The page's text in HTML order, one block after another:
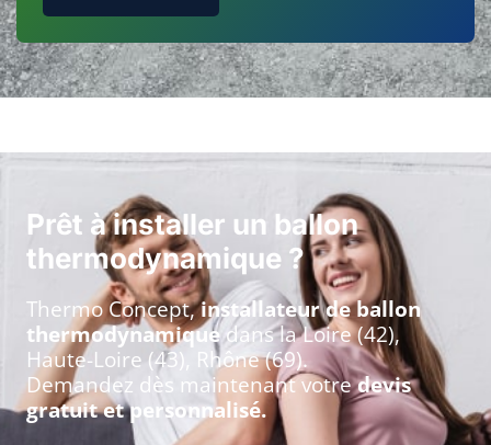
Prêt à installer un ballon
thermodynamique ?
Thermo Concept,installateur de ballon
thermodynamiquedans la Loire (42),
Haute-Loire (43), Rhône (69).
Demandez dès maintenant votredevis
gratuit et personnalisé.